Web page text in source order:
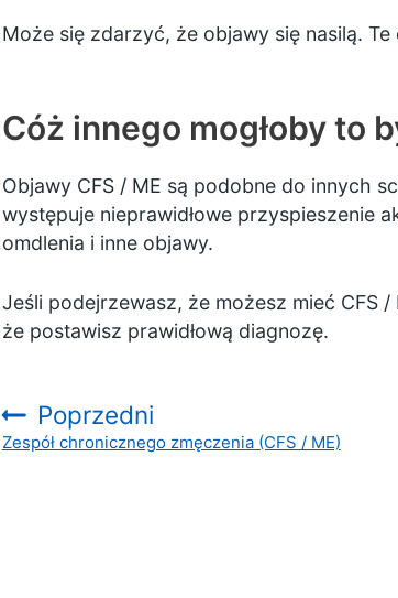
Może się zdarzyć, że objawy się nasilą.
Cóż innego mogłoby to
Objawy CFS / ME są podobne do innych
występuje nieprawidłowe przyspieszenie
omdlenia i inne objawy.
Jeśli podejrzewasz, że możesz mieć CFS
że postawisz prawidłową diagnozę.
Poprzedni
:
Zespół chronicznego zmęczenia (CFS / ME)